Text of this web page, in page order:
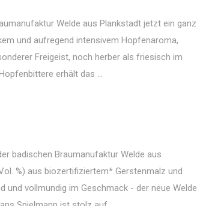
Welde aus Plankstadt jetzt ein ganz
und aufregend intensivem Hopfenaroma,
Freigeist, noch herber als friesisch im
erhält das ...
badischen Braumanufaktur Welde aus
%) aus biozertifiziertem* Gerstenmalz und
vollmundig im Geschmack - der neue Welde